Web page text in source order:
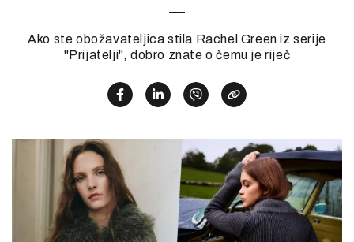
Ako ste obožavateljica stila Rachel Green iz serije
"Prijatelji", dobro znate o čemu je riječ